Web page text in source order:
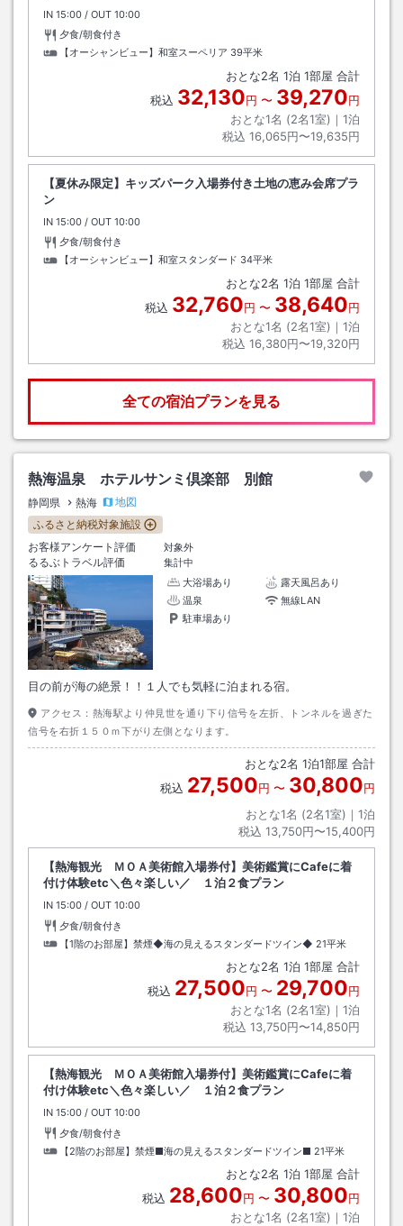
IN チェックイン
15:00 / OUT チェックアウト
10:00
夕食/朝食付き
【オーシャンビュー】和室スーペリア 39平米
おとな2名 1泊 1部屋 合計
税込 32,130円 〜 39,270円
おとな1名 (2名1室)｜ 1泊
税込 16,065円〜19,635円
【夏休み限定】キッズパーク入場券付き土地の恵み会席プラ
ン
IN チェックイン
15:00 / OUT チェックアウト
10:00
夕食/朝食付き
【オーシャンビュー】和室スタンダード 34平米
おとな2名 1泊 1部屋 合計
税込 32,760円 〜 38,640円
おとな1名 (2名1室)｜ 1泊
税込 16,380円〜19,320円
全ての宿泊プランを見る
熱海温泉 ホテルサンミ倶楽部 別館
静岡県 熱海
地図
ふるさと納税対象施設
お客様アンケート評価
対象外
るるぶトラベル評価
集計中
大浴場あり
露天風呂あり
温泉
無線LAN
駐車場あり
目の前が海の絶景！！１人でも気軽に泊まれる宿。
アクセス： 熱海駅より仲見世を通り下り信号を左折、トンネルを過ぎた
信号を右折１５０ｍ下がり左側となります。
おとな2名 1泊1部屋 合計
税込 27,500円 〜 30,800円
おとな1名 (2名1室)｜ 1泊
税込 13,750円〜15,400円
【熱海観光 ＭＯＡ美術館入場券付】美術鑑賞にCafeに着
付け体験etc＼色々楽しい／ １泊２食プラン
IN チェックイン
15:00 / OUT チェックアウト
10:00
夕食/朝食付き
【1階のお部屋】禁煙◆海の見えるスタンダードツイン◆ 21平米
おとな2名 1泊 1部屋 合計
税込 27,500円 〜 29,700円
おとな1名 (2名1室)｜ 1泊
税込 13,750円〜14,850円
【熱海観光 ＭＯＡ美術館入場券付】美術鑑賞にCafeに着
付け体験etc＼色々楽しい／ １泊２食プラン
IN チェックイン
15:00 / OUT チェックアウト
10:00
夕食/朝食付き
【2階のお部屋】禁煙■海の見えるスタンダードツイン■ 21平米
おとな2名 1泊 1部屋 合計
税込 28,600円 〜 30,800円
おとな1名 (2名1室)｜ 1泊